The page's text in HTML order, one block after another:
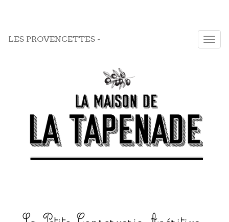
LES PROVENCETTES -